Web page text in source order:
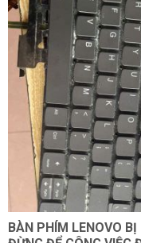
BÀN PHÍM LENOVO